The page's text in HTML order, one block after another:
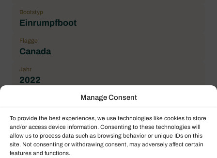
Manage Consent
To provide the best experiences, we use technologies like cookies to store
and/or access device information. Consenting to these technologies will
allow us to process data such as browsing behavior or unique IDs on this
site. Not consenting or withdrawing consent, may adversely affect certain
features and functions.
Bootstyp
Einrumpfboot
Flagge
Canada
Jahr
2022
Maximale Passagierzahl
8
Doppelkabine